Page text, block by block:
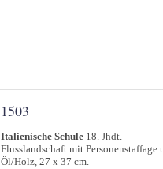
1503
Italienische Schule 18. Jhdt.
Flusslandschaft mit Personenstaffage
Öl/Holz, 27 x 37 cm.